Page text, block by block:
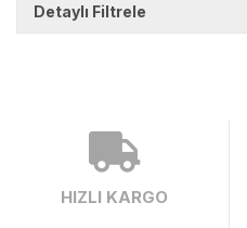
Detaylı Filtrele
HIZLI KARGO